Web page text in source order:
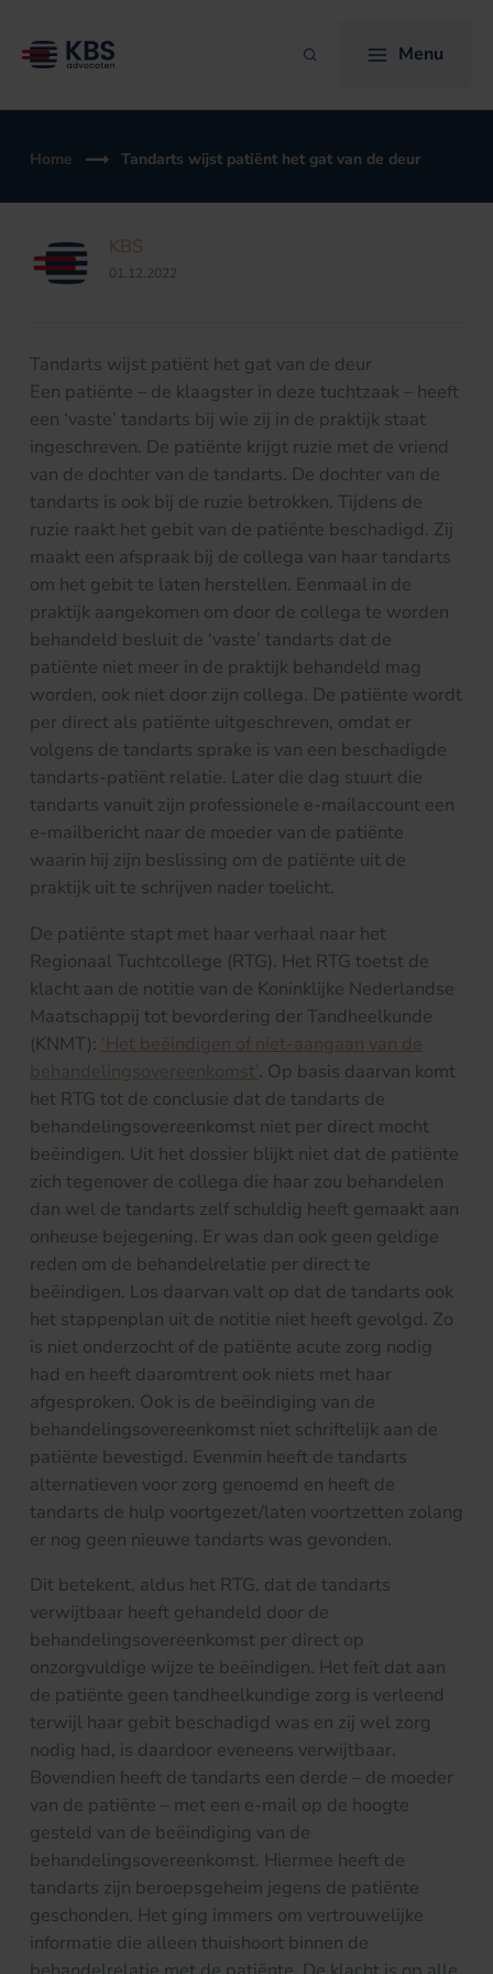
naar
Zoeken Menu
Home Tandarts wijst patiënt het gat van de deur
KBS
01.12.2022
Tandarts wijst patiënt het gat van de deur
Een patiënte – de klaagster in deze tuchtzaak – heeft
een ‘vaste’ tandarts bij wie zij in de praktijk staat
ingeschreven. De patiënte krijgt ruzie met de vriend
van de dochter van de tandarts. De dochter van de
tandarts is ook bij de ruzie betrokken. Tijdens de
ruzie raakt het gebit van de patiënte beschadigd. Zij
maakt een afspraak bij de collega van haar tandarts
om het gebit te laten herstellen. Eenmaal in de
praktijk aangekomen om door de collega te worden
behandeld besluit de ‘vaste’ tandarts dat de
patiënte niet meer in de praktijk behandeld mag
worden, ook niet door zijn collega. De patiënte wordt
per direct als patiënte uitgeschreven, omdat er
volgens de tandarts sprake is van een beschadigde
tandarts-patiënt relatie. Later die dag stuurt die
tandarts vanuit zijn professionele e-mailaccount een
e-mailbericht naar de moeder van de patiënte
waarin hij zijn beslissing om de patiënte uit de
praktijk uit te schrijven nader toelicht.
De patiënte stapt met haar verhaal naar het
Regionaal Tuchtcollege (RTG). Het RTG toetst de
klacht aan de notitie van de Koninklijke Nederlandse
Maatschappij tot bevordering der Tandheelkunde
(KNMT): ‘Het beëindigen of niet-aangaan van de
behandelingsovereenkomst’. Op basis daarvan komt
het RTG tot de conclusie dat de tandarts de
behandelingsovereenkomst niet per direct mocht
beëindigen. Uit het dossier blijkt niet dat de patiënte
zich tegenover de collega die haar zou behandelen
dan wel de tandarts zelf schuldig heeft gemaakt aan
onheuse bejegening. Er was dan ook geen geldige
reden om de behandelrelatie per direct te
beëindigen. Los daarvan valt op dat de tandarts ook
het stappenplan uit de notitie niet heeft gevolgd. Zo
is niet onderzocht of de patiënte acute zorg nodig
had en heeft daaromtrent ook niets met haar
afgesproken. Ook is de beëindiging van de
behandelingsovereenkomst niet schriftelijk aan de
patiënte bevestigd. Evenmin heeft de tandarts
alternatieven voor zorg genoemd en heeft de
tandarts de hulp voortgezet/laten voortzetten zolang
er nog geen nieuwe tandarts was gevonden.
Dit betekent, aldus het RTG, dat de tandarts
verwijtbaar heeft gehandeld door de
behandelingsovereenkomst per direct op
onzorgvuldige wijze te beëindigen. Het feit dat aan
de patiënte geen tandheelkundige zorg is verleend
terwijl haar gebit beschadigd was en zij wel zorg
nodig had, is daardoor eveneens verwijtbaar.
Bovendien heeft de tandarts een derde – de moeder
van de patiënte – met een e-mail op de hoogte
gesteld van de beëindiging van de
behandelingsovereenkomst. Hiermee heeft de
tandarts zijn beroepsgeheim jegens de patiënte
geschonden. Het ging immers om vertrouwelijke
informatie die alleen thuishoort binnen de